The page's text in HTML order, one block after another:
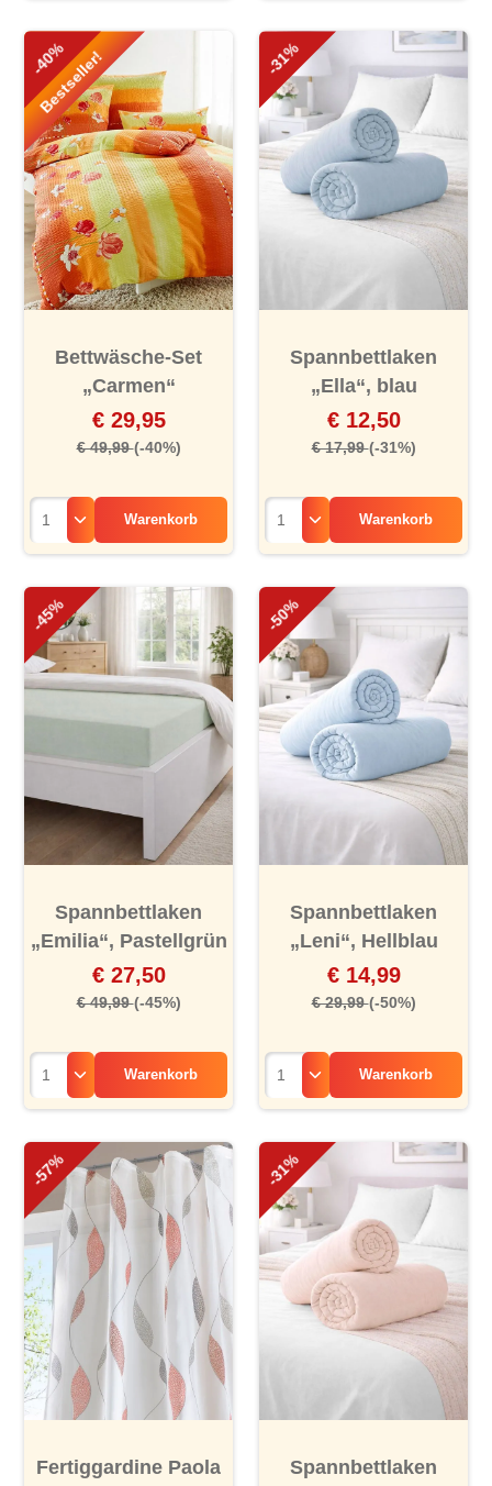
-40%
Bestseller!
Bettwäsche-Set
„Carmen“
€ 29,95
€ 49,99(-40%)
Warenkorb
-31%
Spannbettlaken
„Ella“, blau
€ 12,50
€ 17,99(-31%)
Warenkorb
-45%
Spannbettlaken
„Emilia“, Pastellgrün
€ 27,50
€ 49,99(-45%)
Warenkorb
-50%
Spannbettlaken
„Leni“, Hellblau
€ 14,99
€ 29,99(-50%)
Warenkorb
-57%
Fertiggardine Paola
-31%
Spannbettlaken